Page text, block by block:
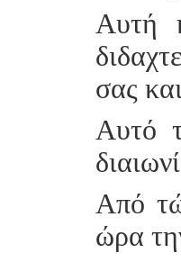
Αυτή
σας
Αυτό
Από
ώρα